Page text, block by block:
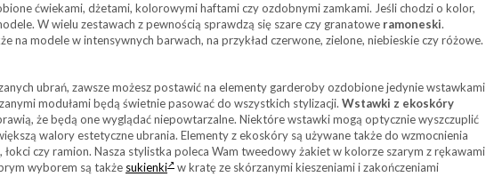
ćwiekami, dżetami, kolorowymi haftami czy ozdobnymi zamkami. Jeśli chodzi o kolor,
W wielu zestawach z pewnością sprawdzą się szare czy granatowe ramoneski.
na modele w intensywnych barwach, na przykład czerwone, zielone, niebieskie czy różowe.
ubrań, zawsze możesz postawić na elementy garderoby ozdobione jedynie wstawkami
modułami będą świetnie pasować do wszystkich stylizacji. Wstawki z ekoskóry
że będą one wyglądać niepowtarzalne. Niektóre wstawki mogą optycznie wyszczuplić
walory estetyczne ubrania. Elementy z ekoskóry są używane także do wzmocnienia
, łokci czy ramion. Nasza stylistka poleca Wam tweedowy żakiet w kolorze szarym z rękawami
wyborem są także sukienki
w kratę ze skórzanymi kieszeniami i zakończeniami